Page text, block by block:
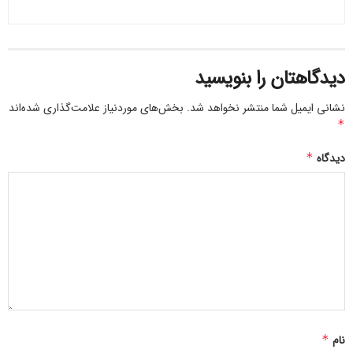
دیدگاهتان را بنویسید
نشانی ایمیل شما منتشر نخواهد شد. بخش‌های موردنیاز علامت‌گذاری شده‌اند
*
دیدگاه*
نام*